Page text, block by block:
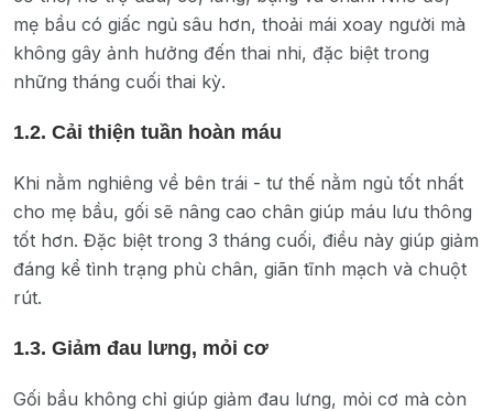
mẹ bầu có giấc ngủ sâu hơn, thoải mái xoay người mà
không gây ảnh hưởng đến thai nhi, đặc biệt trong
những tháng cuối thai kỳ.
1.2. Cải thiện tuần hoàn máu
Khi nằm nghiêng về bên trái - tư thế nằm ngủ tốt nhất
cho mẹ bầu, gối sẽ nâng cao chân giúp máu lưu thông
tốt hơn. Đặc biệt trong 3 tháng cuối, điều này giúp giảm
đáng kể tình trạng phù chân, giãn tĩnh mạch và chuột
rút.
1.3. Giảm đau lưng, mỏi cơ
Gối bầu không chỉ giúp giảm đau lưng, mỏi cơ mà còn